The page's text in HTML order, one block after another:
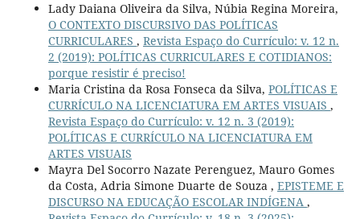
Lady Daiana Oliveira da Silva, Núbia Regina Moreira,
O CONTEXTO DISCURSIVO DAS POLÍTICAS
CURRICULARES , Revista Espaço do Currículo: v. 12 n.
2 (2019): POLÍTICAS CURRICULARES E COTIDIANOS:
porque resistir é preciso!
Maria Cristina da Rosa Fonseca da Silva, POLÍTICAS E
CURRÍCULO NA LICENCIATURA EM ARTES VISUAIS ,
Revista Espaço do Currículo: v. 12 n. 3 (2019):
POLÍTICAS E CURRÍCULO NA LICENCIATURA EM
ARTES VISUAIS
Mayra Del Socorro Nazate Perenguez, Mauro Gomes
da Costa, Adria Simone Duarte de Souza , EPISTEME E
DISCURSO NA EDUCAÇÃO ESCOLAR INDÍGENA ,